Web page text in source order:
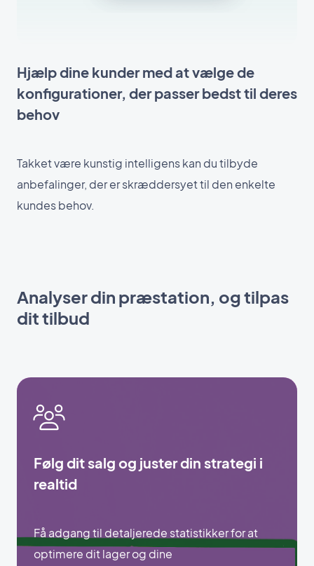
Hjælp dine kunder med at vælge de
konfigurationer, der passer bedst til deres
behov
Takket være kunstig intelligens kan du tilbyde
anbefalinger, der er skræddersyet til den enkelte
kundes behov.
Analyser din præstation, og tilpas
dit tilbud
Følg dit salg og juster din strategi i
realtid
Få adgang til detaljerede statistikker for at
optimere dit lager og dine